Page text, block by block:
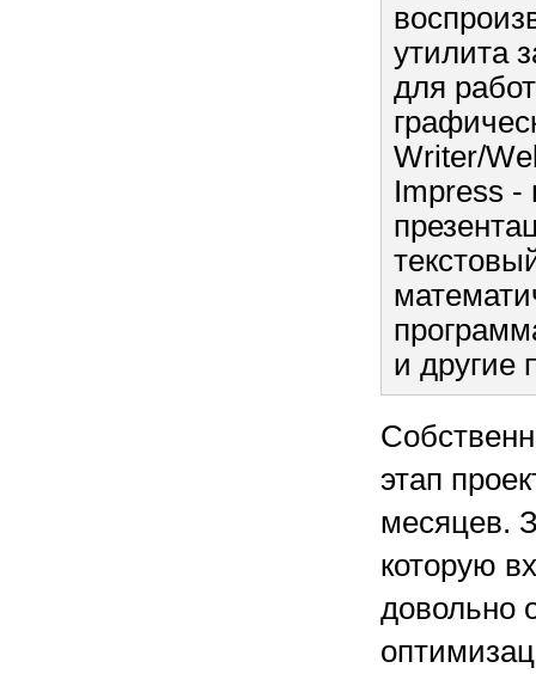
утилита
для
Writer/
Impress -
и другие
этап
месяцев.
которую
довольно